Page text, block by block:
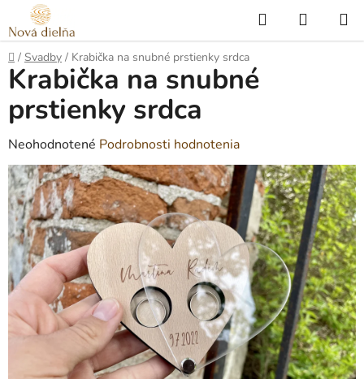
Prejsť
na
obsah
Hľadať
KOŠÍK
Domov
/ Svadby / Krabička na snubné prstienky srdca
Krabička na snubné
prstienky srdca
Priemerné
hodnotenie
produktu
je
0,0
z
5
hviezdičiek.
Neohodnotené Podrobnosti hodnotenia